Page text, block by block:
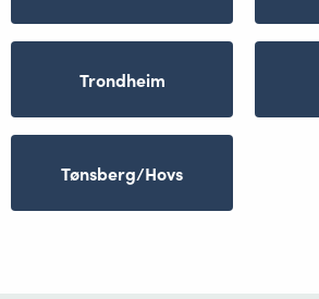
Trondheim
Tønsberg/Hovs